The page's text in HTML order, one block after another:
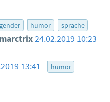
gender humor sprache
marctrix24.02.2019 10:23
13:41 humor